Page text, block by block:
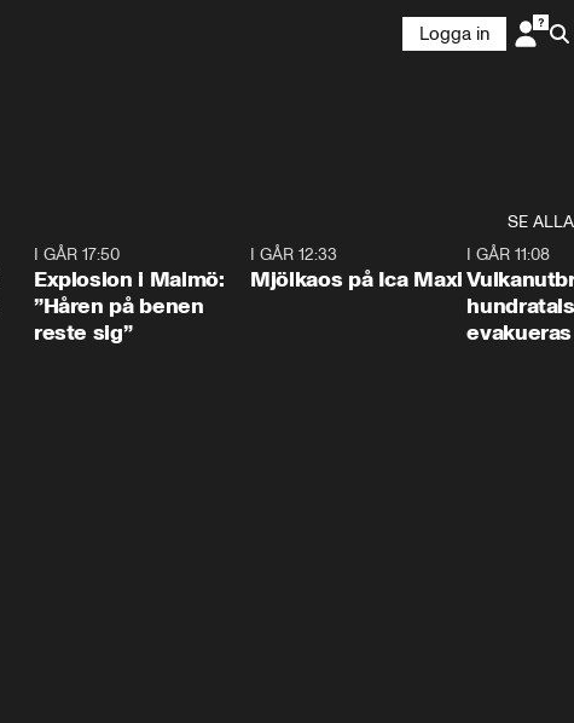
Logga in
SE ALLA
I GÅR 17:50
Explosion i Malmö:
”Håren på benen
reste sig”
I GÅR 12:33
Mjölkaos på Ica Maxi
I GÅR 11:08
hundratals
evakueras